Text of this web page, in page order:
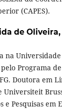
(CAPES).
de Oliveira,
na
Programa
Doutora em
e Pesquisas em